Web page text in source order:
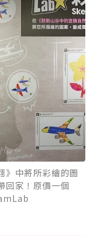
》中將所彩繪的圖
回家！原價一個